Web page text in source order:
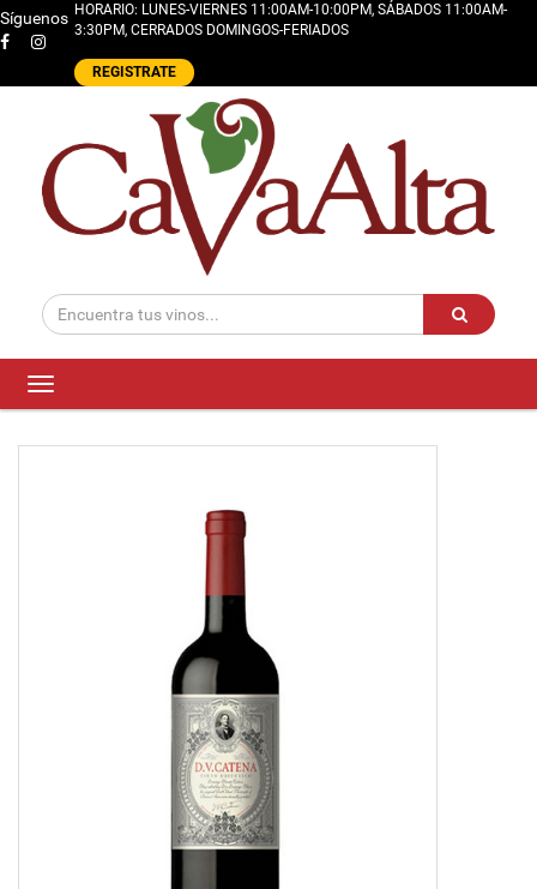
Síguenos HORARIO: LUNES-VIERNES 11:00AM-10:00PM, SÁBADOS 11:00AM-
3:30PM, CERRADOS DOMINGOS-FERIADOS
REGISTRATE
Toggle
navigation